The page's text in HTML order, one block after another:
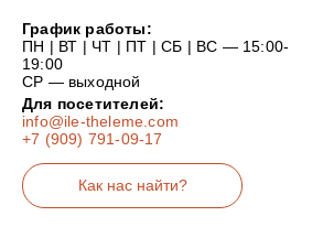
График работы:
ПН | ВТ | ЧТ | ПТ | СБ | ВС — 15:00-
19:00
СР — выходной
Для посетителей:
info@ile-theleme.com
+7 (909) 791-09-17
Как нас найти?